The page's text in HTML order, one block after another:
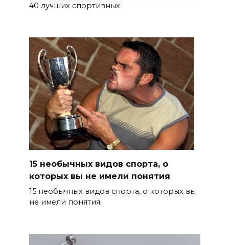
40 лучших спортивных
15 необычных видов спорта, о
которых вы не имели понятия
15 необычных видов спорта, о которых вы
не имели понятия.